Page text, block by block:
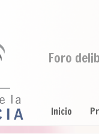
Foro
Inicio